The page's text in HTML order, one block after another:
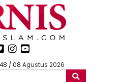
/ 08 Agustus 2026